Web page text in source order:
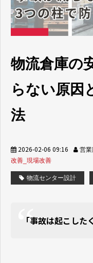
物流倉庫の
らない原因
法
2026-02-06 09:16 営業
改善_現場改善
物流センター設計
「事故は起こした